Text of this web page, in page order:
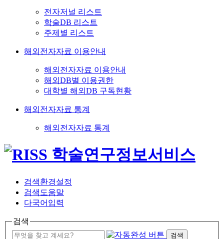
전자저널 리스트
학술DB 리스트
주제별 리스트
해외전자자료 이용안내
해외전자자료 이용안내
해외DB별 이용권한
대학별 해외DB 구독현황
해외전자자료 통계
해외전자자료 통계
검색환경설정
검색도움말
다국어입력
검색
검색